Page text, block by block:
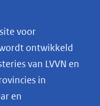
voor
ontwikkeld
van LVVN en
in
en